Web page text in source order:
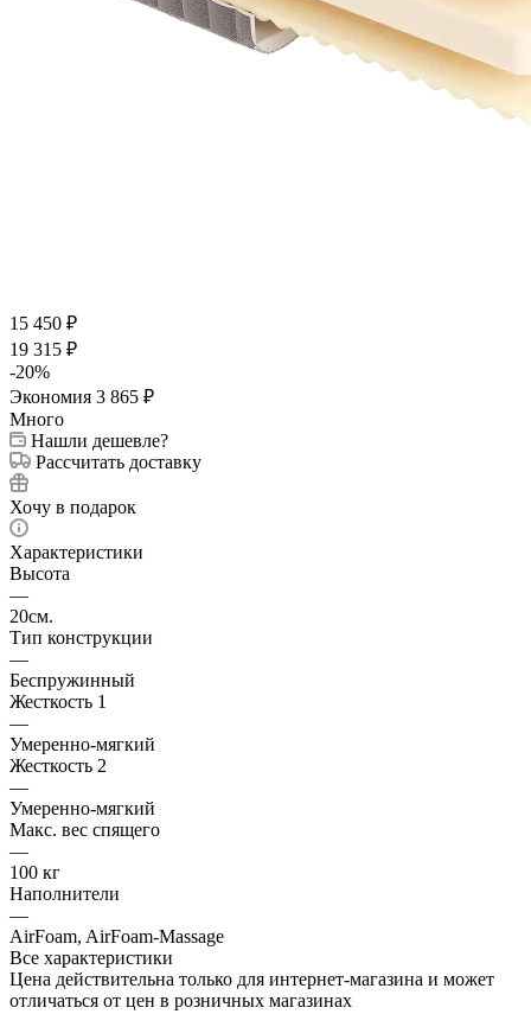
15 450 ₽
19 315 ₽
-20%
Экономия 3 865 ₽
Много
Нашли дешевле?
Рассчитать доставку
Хочу в подарок
Характеристики
Высота
—
20см.
Тип конструкции
—
Беспружинный
Жесткость 1
—
Умеренно-мягкий
Жесткость 2
—
Умеренно-мягкий
Макс. вес спящего
—
100 кг
Наполнители
—
AirFoam, AirFoam-Massage
Все характеристики
Цена действительна только для интернет-магазина и может
отличаться от цен в розничных магазинах